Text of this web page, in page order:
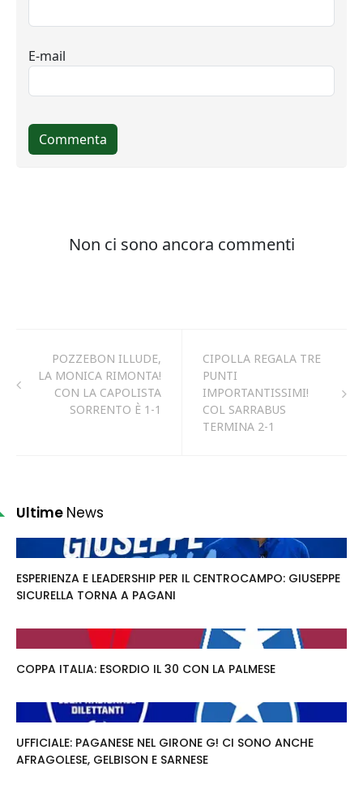
POZZEBON ILLUDE,
LA MONICA RIMONTA!
CON LA CAPOLISTA
SORRENTO È 1-1
CIPOLLA REGALA TRE
PUNTI
IMPORTANTISSIMI!
COL SARRABUS
TERMINA 2-1
Ultime News
ESPERIENZA E LEADERSHIP PER IL CENTROCAMPO: GIUSEPPE
SICURELLA TORNA A PAGANI
COPPA ITALIA: ESORDIO IL 30 CON LA PALMESE
UFFICIALE: PAGANESE NEL GIRONE G! CI SONO ANCHE
AFRAGOLESE, GELBISON E SARNESE